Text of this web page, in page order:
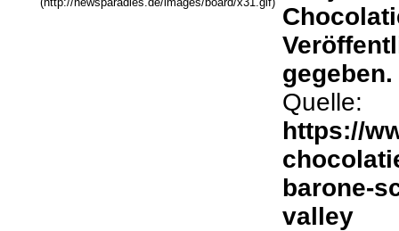
Quelle:
https://
barone-
valley